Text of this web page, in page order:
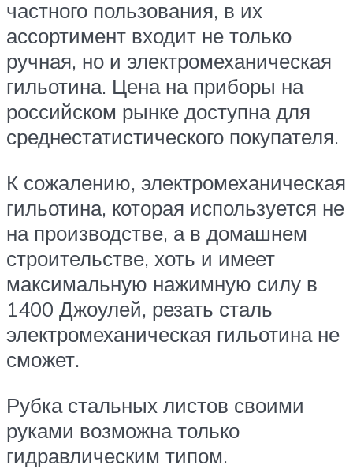
частного пользования, в их
ассортимент входит не только
ручная, но и электромеханическая
гильотина. Цена на приборы на
российском рынке доступна для
среднестатистического покупателя.
К сожалению, электромеханическая
гильотина, которая используется не
на производстве, а в домашнем
строительстве, хоть и имеет
максимальную нажимную силу в
1400 Джоулей, резать сталь
электромеханическая гильотина не
сможет.
Рубка стальных листов своими
руками возможна только
гидравлическим типом.